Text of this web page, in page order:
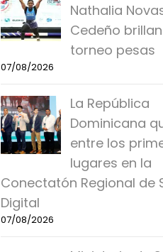
Nathalia
Cedeño
torneo pesas
07/08/2026
La República
Dominicana
entre los
lugares en la
Conectatón Regional de
Digital
07/08/2026